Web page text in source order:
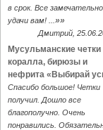
в срок. Все замечательно.
удачи вам! ... »»
Дмитрий,
Мусульманские четки
коралла, бирюзы и
нефрита «Выбирай
Спасибо большое! Четки
получил. Дошло все
благополучно. Очень
понравились.